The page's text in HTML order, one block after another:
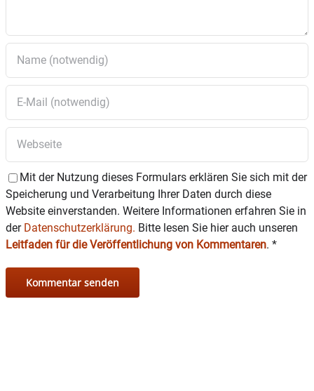
Mit der Nutzung dieses Formulars erklären Sie sich mit der
Speicherung und Verarbeitung Ihrer Daten durch diese
Website einverstanden. Weitere Informationen erfahren Sie in
der Datenschutzerklärung. Bitte lesen Sie hier auch unseren
Leitfaden für die Veröffentlichung von Kommentaren. *